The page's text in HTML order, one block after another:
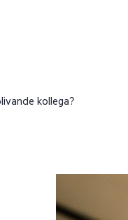
kollega?